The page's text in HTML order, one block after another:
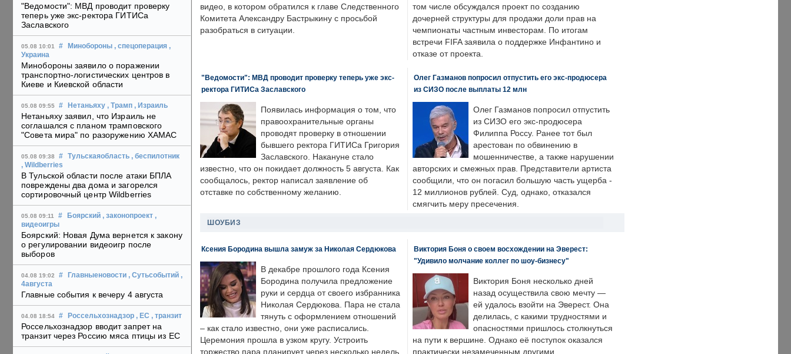
"Ведомости": МВД проводит проверку
теперь уже экс-ректора ГИТИСа
Заславского
05.08 10:01 # Минобороны , спецоперация ,
Украина
Минобороны заявило о поражении
транспортно-логистических центров в
Киеве и Киевской области
05.08 09:55 # Нетаньяху , Трамп , Израиль
Нетаньяху заявил, что Израиль не
соглашался с планом трамповского
"Совета мира" по разоружению ХАМАС
05.08 09:38 # Тульскаяобласть , беспилотник
, Wildberries
В Тульской области после атаки БПЛА
повреждены два дома и загорелся
сортировочный центр Wildberries
05.08 09:11 # Боярский , законопроект ,
видеоигры
Боярский: Новая Дума вернется к закону
о регулировании видеоигр после
выборов
04.08 19:02 # Главныеновости , Сутьсобытий ,
4августа
Главные события к вечеру 4 августа
04.08 18:54 # Россельхознадзор , ЕС , транзит
Россельхознадзор вводит запрет на
транзит через Россию мяса птицы из ЕС
видео, в котором обратился к главе Следственного
Комитета Александру Бастрыкину с просьбой
разобраться в ситуации.
том числе обсуждался проект по созданию
дочерней структуры для продажи доли прав на
чемпионаты частным инвесторам. По итогам
встречи FIFA заявила о поддержке Инфантино и
отказе от проекта.
"Ведомости": МВД проводит проверку теперь уже экс-
ректора ГИТИСа Заславского
Появилась информация о том, что
правоохранительные органы
проводят проверку в отношении
бывшего ректора ГИТИСа Григория
Заславского. Накануне стало
известно, что он покидает должность 5 августа. Как
сообщалось, ректор написал заявление об
отставке по собственному желанию.
Олег Газманов попросил отпустить его экс-продюсера
из СИЗО после выплаты 12 млн
Олег Газманов попросил отпустить
из СИЗО его экс-продюсера
Филиппа Россу. Ранее тот был
арестован по обвинению в
мошенничестве, а также нарушении
авторских и смежных прав. Представители артиста
сообщили, что он погасил большую часть ущерба -
12 миллионов рублей. Суд, однако, отказался
смягчить меру пресечения.
ШОУБИЗ
Ксения Бородина вышла замуж за Николая Сердюкова
В декабре прошлого года Ксения
Бородина получила предложение
руки и сердца от своего избранника
Николая Сердюкова. Пара не стала
тянуть с оформлением отношений
– как стало известно, они уже расписались.
Церемония прошла в узком кругу. Устроить
торжество пара планирует через несколько недель.
Виктория Боня о своем восхождении на Эверест:
"Удивило молчание коллег по шоу-бизнесу"
Виктория Боня несколько дней
назад осуществила свою мечту —
ей удалось взойти на Эверест. Она
делилась, с какими трудностями и
опасностями пришлось столкнуться
на пути к вершине. Однако её поступок оказался
практически незамеченным другими